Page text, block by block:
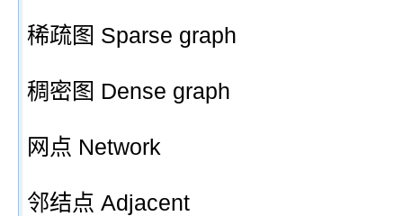
稀疏图 Sparse graph
稠密图 Dense graph
网点 Network
邻结点 Adjacent